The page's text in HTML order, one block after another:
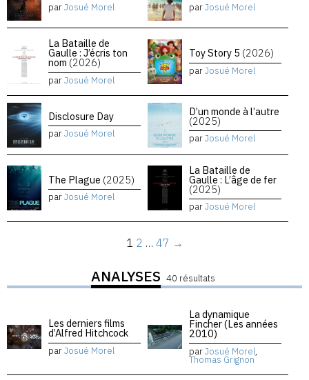
parJosué Morel parJosué Morel
La Bataille de
Gaulle : J’écris ton
nom (2026)
parJosué Morel
Toy Story 5 (2026)
parJosué Morel
Disclosure Day
parJosué Morel
D’un monde à l’autre
(2025)
parJosué Morel
The Plague (2025)
parJosué Morel
La Bataille de
Gaulle : L’âge de fer
(2025)
parJosué Morel
1 2 … 47 →
ANALYSES 40 résultats
Les derniers films
d’Alfred Hitchcock
parJosué Morel
La dynamique
Fincher (Les années
2010)
parJosué Morel,
Thomas Grignon